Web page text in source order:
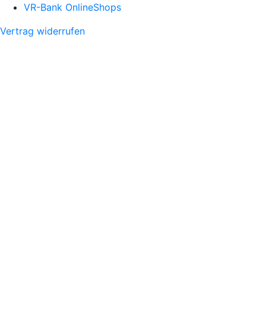
VR-Bank OnlineShops
Vertrag widerrufen